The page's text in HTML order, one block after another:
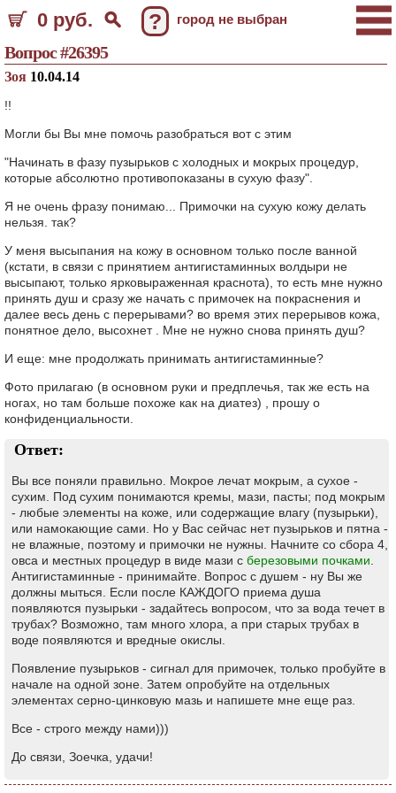
0 руб. ? город не выбран
Вопрос #26395
Зоя 10.04.14
!!
Могли бы Вы мне помочь разобраться вот с этим
"Начинать в фазу пузырьков с холодных и мокрых процедур,
которые абсолютно противопоказаны в сухую фазу".
Я не очень фразу понимаю... Примочки на сухую кожу делать
нельзя. так?
У меня высыпания на кожу в основном только после ванной
(кстати, в связи с принятием антигистаминных волдыри не
высыпают, только ярковыраженная краснота), то есть мне нужно
принять душ и сразу же начать с примочек на покраснения и
далее весь день с перерывами? во время этих перерывов кожа,
понятное дело, высохнет . Мне не нужно снова принять душ?
И еще: мне продолжать принимать антигистаминные?
Фото прилагаю (в основном руки и предплечья, так же есть на
ногах, но там больше похоже как на диатез) , прошу о
конфиденциальности.
Ответ:
Вы все поняли правильно. Мокрое лечат мокрым, а сухое -
сухим. Под сухим понимаются кремы, мази, пасты; под мокрым
- любые элементы на коже, или содержащие влагу (пузырьки),
или намокающие сами. Но у Вас сейчас нет пузырьков и пятна -
не влажные, поэтому и примочки не нужны. Начните со сбора 4,
овса и местных процедур в виде мази с березовыми почками
Антигистаминные - принимайте. Вопрос с душем - ну Вы же
должны мыться. Если после КАЖДОГО приема душа
появляются пузырьки - задайтесь вопросом, что за вода течет в
трубах? Возможно, там много хлора, а при старых трубах в
воде появляются и вредные окислы.
Появление пузырьков - сигнал для примочек, только пробуйте в
начале на одной зоне. Затем опробуйте на отдельных
элементах серно-цинковую мазь и напишете мне еще раз.
Все - строго между нами)))
До связи, Зоечка, удачи!